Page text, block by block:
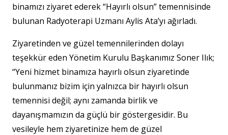
binamızı ziyaret ederek “Hayırlı olsun” temennisinde
bulunan Radyoterapi Uzmanı Aylis Ata’yı ağırladı.
Ziyaretinden ve güzel temennilerinden dolayı
teşekkür eden Yönetim Kurulu Başkanımız Soner Ilık;
“Yeni hizmet binamıza hayırlı olsun ziyaretinde
bulunmanız bizim için yalnızca bir hayırlı olsun
temennisi değil; aynı zamanda birlik ve
dayanışmamızın da güçlü bir göstergesidir. Bu
vesileyle hem ziyaretinize hem de güzel